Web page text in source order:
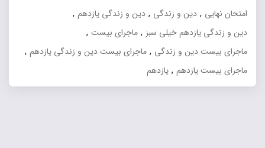
امتحان نهایی , دین و زندگی , دین و زندگی یازدهم ,
دین و زندگی یازدهم خیلی سبز , ماجرای بیست ,
ماجرای بیست دین و زندگی , ماجرای بیست دین و زندگی یازدهم ,
ماجرای بیست یازدهم , یازدهم